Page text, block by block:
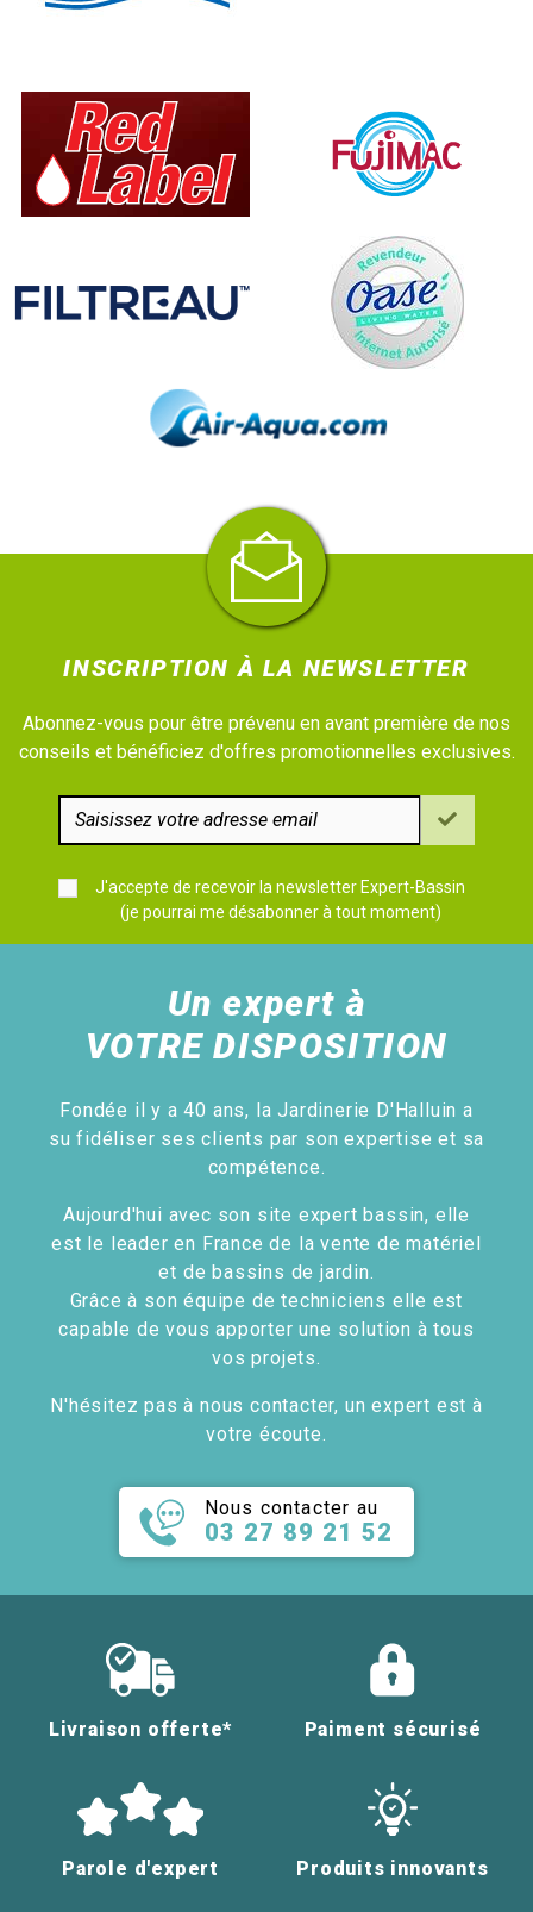
INSCRIPTION À LA NEWSLETTER
Abonnez-vous pour être prévenu en avant première de nos
conseils et bénéficiez d'offres promotionnelles exclusives.
J'accepte de recevoir la newsletter Expert-Bassin
(je pourrai me désabonner à tout moment)
Un expert à
VOTRE DISPOSITION
Fondée il y a 40 ans, la Jardinerie D'Halluin a
su fidéliser ses clients par son expertise et sa
compétence.
Aujourd'hui avec son site expert bassin, elle
est le leader en France de la vente de matériel
et de bassins de jardin.
Grâce à son équipe de techniciens elle est
capable de vous apporter une solution à tous
vos projets.
N'hésitez pas à nous contacter, un expert est à
votre écoute.
Nous contacter au
03 27 89 21 52
Livraison offerte* Paiment sécurisé
Parole d'expert Produits innovants